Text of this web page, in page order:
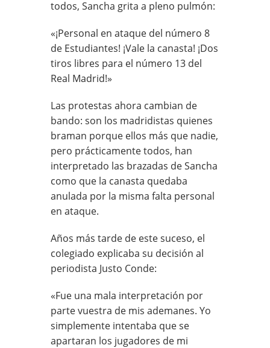
todos, Sancha grita a pleno pulmón:
«¡Personal en ataque del número 8
de Estudiantes! ¡Vale la canasta! ¡Dos
tiros libres para el número 13 del
Real Madrid!»
Las protestas ahora cambian de
bando: son los madridistas quienes
braman porque ellos más que nadie,
pero prácticamente todos, han
interpretado las brazadas de Sancha
como que la canasta quedaba
anulada por la misma falta personal
en ataque.
Años más tarde de este suceso, el
colegiado explicaba su decisión al
periodista Justo Conde:
«Fue una mala interpretación por
parte vuestra de mis ademanes. Yo
simplemente intentaba que se
apartaran los jugadores de mi